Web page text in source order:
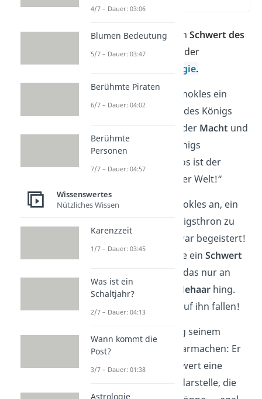
DieRedewendung vomSchwert des
Damokleskommt aus der
Mythologie.
Laut der Sage war Damokles ein
Bediensteter am Hofe des Königs
Dionysios. Er war von der Macht und
demReichtum
des Königs
beeindruckt: „Dionysios ist der
glücklichste Mensch der Welt!“
Da bot der König Damokles an, ein
Festmahl auf dem Königsthron zu
genießen. Damokles war begeistert!
Doch der König hängte einSchwert
Platz, das nur an
einemeinzelnen Pferdehaar hing.
Das konnte jederzeit auf ihn fallen!
Damit wollte der König seinem
Bediensteten etwas klarmachen: Er
erklärte, dass das Schwert eine
darstelle, die
4/7 – Dauer: 03:06
Blumen Bedeutung
5/7 – Dauer: 03:47
Berühmte Piraten
6/7 – Dauer: 04:02
Berühmte
Personen
7/7 – Dauer: 04:57
Wissenswertes
Nützliches Wissen
Karenzzeit
1/7 – Dauer: 03:45
Was ist ein
Schaltjahr?
2/7 – Dauer: 04:13
Wann kommt die
Post?
3/7 – Dauer: 01:38
Astrologie